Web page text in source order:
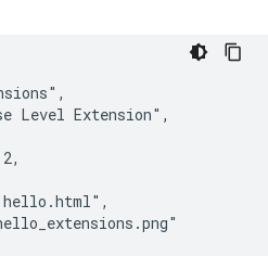
Level Extension",